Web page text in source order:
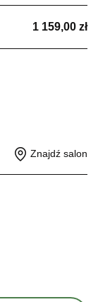
1 159,00 zł
Znajdź salon